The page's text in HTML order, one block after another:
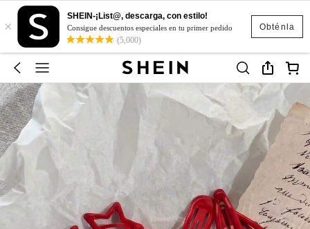
Obténla
×
SHEIN-¡List@, descarga, con estilo!
Consigue descuentos especiales en tu primer pedido
(5,000)